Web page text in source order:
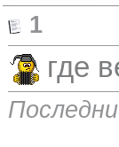
1
где